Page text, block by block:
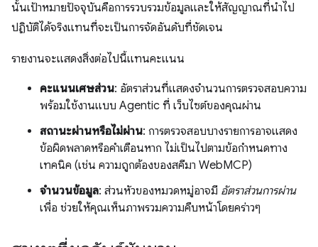
นั้นเป้าหมายปัจจุบันคือการรวบรวมข้อมูลและให้สัญญาณที่นำไป
ปฏิบัติได้จริงแทนที่จะเป็นการจัดอันดับที่ชัดเจน
รายงานจะแสดงสิ่งต่อไปนี้แทนคะแนน
คะแนนเศษส่วน: อัตราส่วนที่แสดงจำนวนการตรวจสอบความ
พร้อมใช้งานแบบ Agentic ที่ เว็บไซต์ของคุณผ่าน
สถานะผ่านหรือไม่ผ่าน: การตรวจสอบบางรายการอาจแสดง
ข้อผิดพลาดหรือคำเตือนหาก ไม่เป็นไปตามข้อกำหนดทาง
เทคนิค (เช่น ความถูกต้องของสคีมา WebMCP)
จำนวนข้อมูล: ส่วนหัวของหมวดหมู่อาจมี อัตราส่วนการผ่าน
เพื่อ ช่วยให้คุณเห็นภาพรวมความคืบหน้าโดยคร่าวๆ